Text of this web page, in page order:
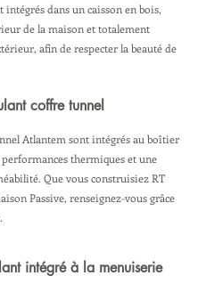
intégrés dans un caisson en bois,
de la maison et totalement
afin de respecter la beauté de
coffre tunnel
Atlantem sont intégrés au boîtier
thermiques et une
Que vous construisiez RT
Passive, renseignez-vous grâce
intégré à la menuiserie